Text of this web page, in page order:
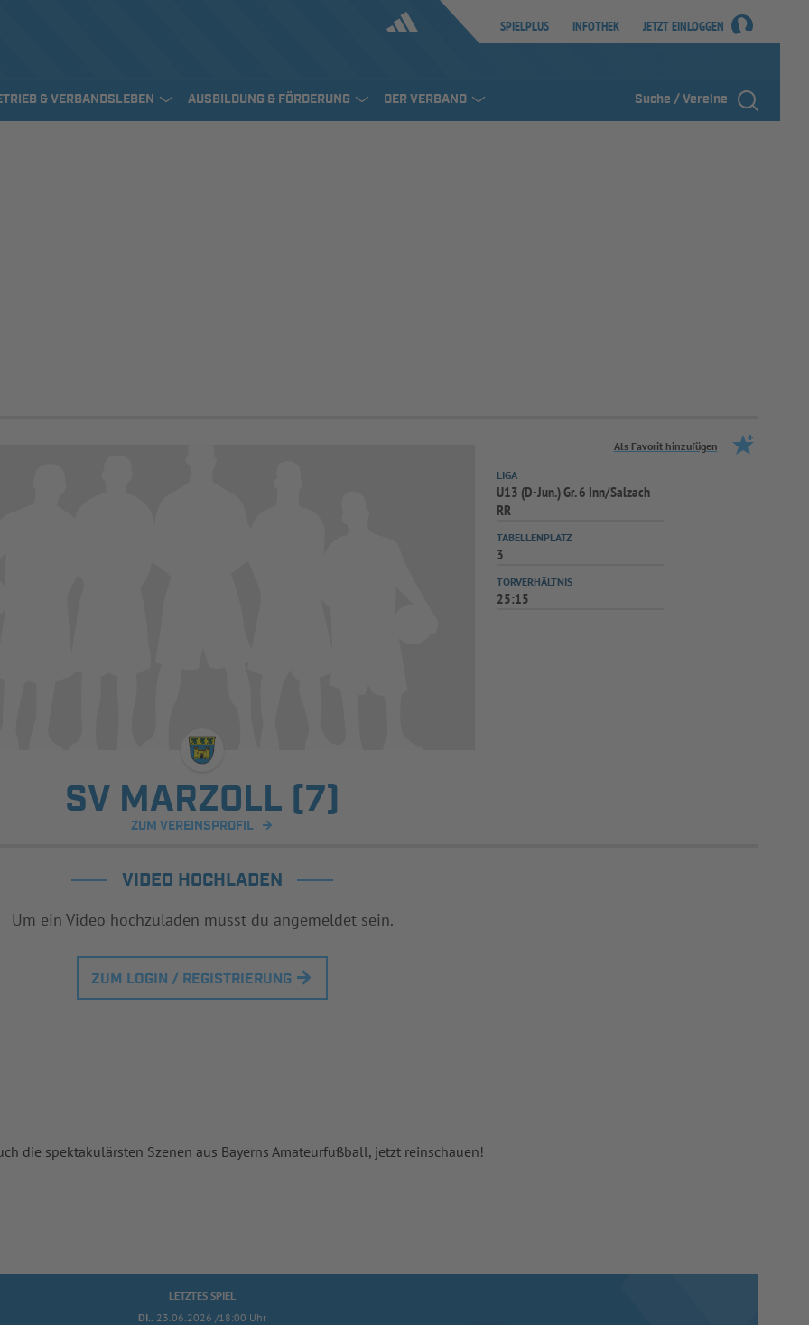
SPIELPLUS INFOTHEK JETZT EINLOGGEN
& VERBANDSLEBEN AUSBILDUNG & FÖRDERUNG DER VERBAND Suche / Vereine
Als Favorit hinzufügen
SV MARZOLL (7)
ZUM VEREINSPROFIL
LIGA
U13 (D-Jun.) Gr. 6 Inn/Salzach
RR
TABELLENPLATZ
3
TORVERHÄLTNIS
25:15
VIDEO HOCHLADEN
Um ein Video hochzuladen musst du angemeldet sein.
ZUM LOGIN / REGISTRIERUNG
die spektakulärsten Szenen aus Bayerns Amateurfußball, jetzt reinschauen!
LETZTES SPIEL
DI.. 23.06.2026 /18:00 Uhr